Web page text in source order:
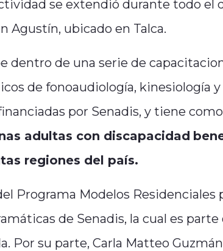
se extendió durante todo el
Agustín, ubicado en Talca.
dentro de una serie de
de fonoaudiología, kinesiología
por Senadis, y tiene
adultas con discapacidad
regiones del país.
Programa Modelos Residenciales
de Senadis, la cual es
Por su parte, Carla Matteo